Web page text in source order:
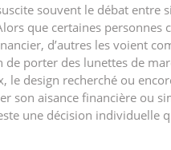
souvent le débat entre
que certaines
d’autres les voient
de porter des lunettes de
le design recherché ou
son aisance financière ou
une décision individuelle